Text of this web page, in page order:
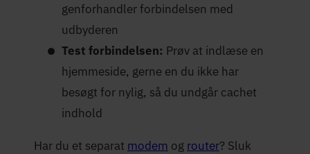
genforhandler forbindelsen med
udbyderen
Test forbindelsen: Prøv at indlæse en
hjemmeside, gerne en du ikke har
besøgt for nylig, så du undgår cachet
indhold
Har du et separat modem og router? Sluk